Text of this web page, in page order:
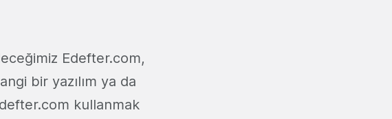
Edefter.com,
bir yazılım ya da
kullanmak